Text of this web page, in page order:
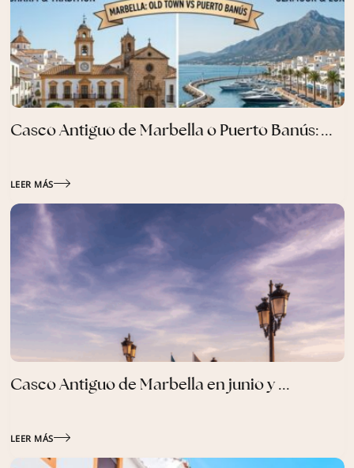
Casco Antiguo de Marbella o Puerto Banús: ...
LEER MÁS
Casco Antiguo de Marbella en junio y ...
LEER MÁS